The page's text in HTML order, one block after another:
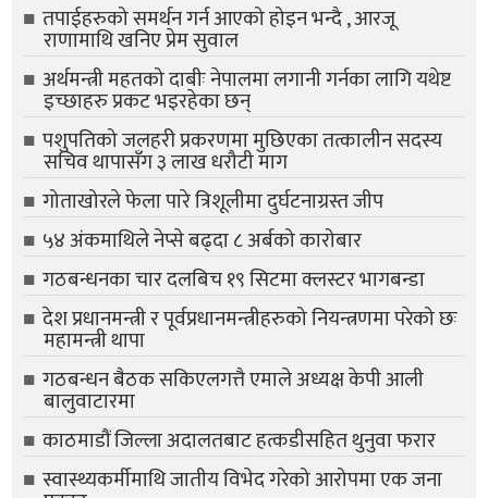
तपाईहरुको समर्थन गर्न आएको होइन भन्दै , आरजू
राणामाथि खनिए प्रेम सुवाल
अर्थमन्त्री महतको दाबीः नेपालमा लगानी गर्नका लागि यथेष्ट
इच्छाहरु प्रकट भइरहेका छन्
पशुपतिको जलहरी प्रकरणमा मुछिएका तत्कालीन सदस्य
सचिव थापासँग ३ लाख धरौटी माग
गोताखोरले फेला पारे त्रिशूलीमा दुर्घटनाग्रस्त जीप
५४ अंकमाथिले नेप्से बढ्दा ८ अर्बको कारोबार
गठबन्धनका चार दलबिच १९ सिटमा क्लस्टर भागबन्डा
देश प्रधानमन्त्री र पूर्वप्रधानमन्त्रीहरुको नियन्त्रणमा परेको छः
महामन्त्री थापा
गठबन्धन बैठक सकिएलगत्तै एमाले अध्यक्ष केपी आली
बालुवाटारमा
काठमाडौं जिल्ला अदालतबाट हत्कडीसहित थुनुवा फरार
स्वास्थ्यकर्मीमाथि जातीय विभेद गरेको आरोपमा एक जना